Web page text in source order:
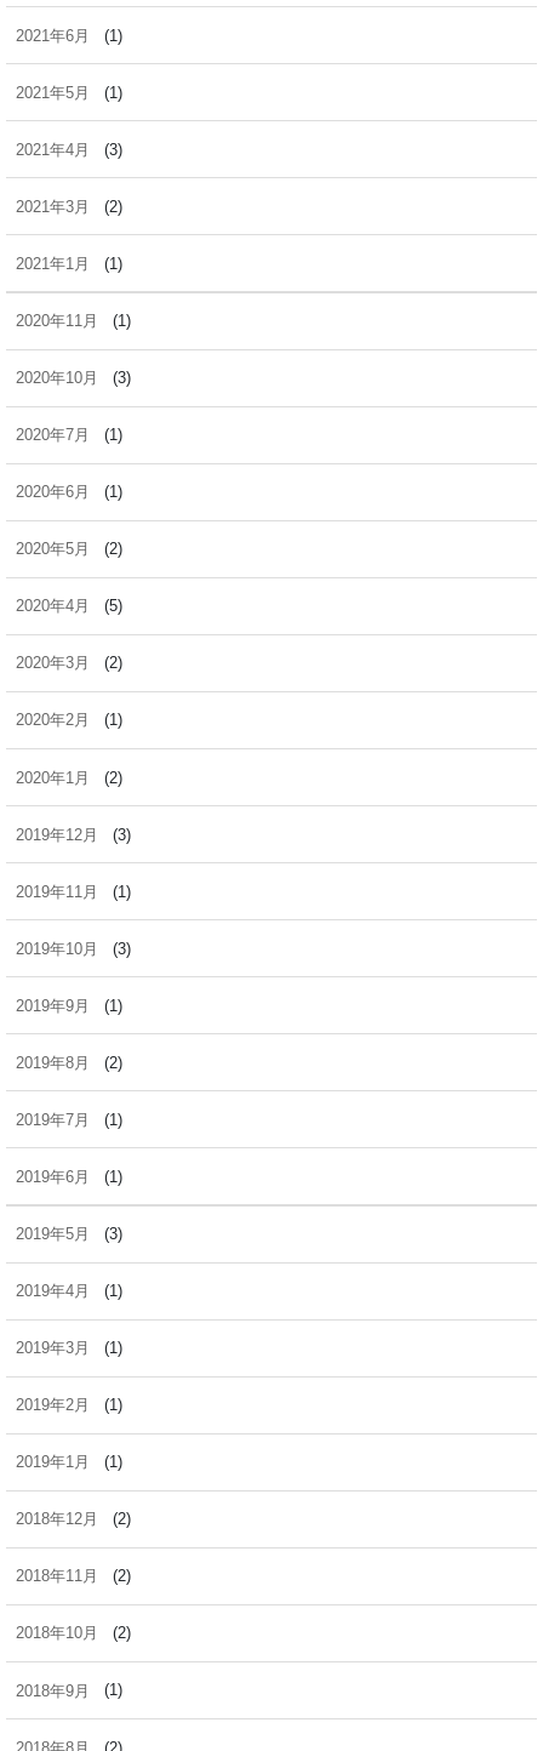
2021年6月 (1)
2021年5月 (1)
2021年4月 (3)
2021年3月 (2)
2021年1月 (1)
2020年11月 (1)
2020年10月 (3)
2020年7月 (1)
2020年6月 (1)
2020年5月 (2)
2020年4月 (5)
2020年3月 (2)
2020年2月 (1)
2020年1月 (2)
2019年12月 (3)
2019年11月 (1)
2019年10月 (3)
2019年9月 (1)
2019年8月 (2)
2019年7月 (1)
2019年6月 (1)
2019年5月 (3)
2019年4月 (1)
2019年3月 (1)
2019年2月 (1)
2019年1月 (1)
2018年12月 (2)
2018年11月 (2)
2018年10月 (2)
2018年9月 (1)